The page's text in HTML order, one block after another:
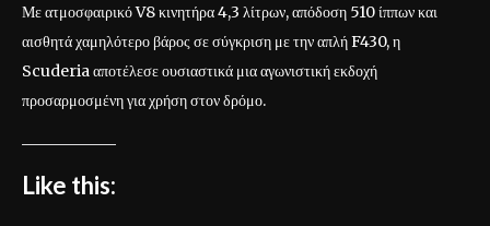
Με ατμοσφαιρικό V8 κινητήρα 4,3 λίτρων, απόδοση 510 ίππων και
αισθητά χαμηλότερο βάρος σε σύγκριση με την απλή F430, η
Scuderia αποτέλεσε ουσιαστικά μια αγωνιστική εκδοχή
προσαρμοσμένη για χρήση στον δρόμο.
Like this: